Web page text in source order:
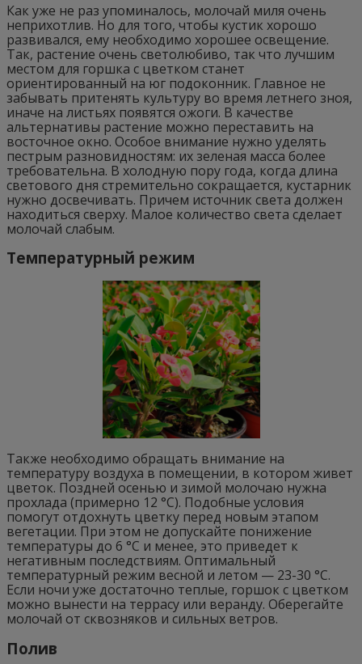
Как уже не раз упоминалось, молочай миля очень
неприхотлив. Но для того, чтобы кустик хорошо
развивался, ему необходимо хорошее освещение.
Так, растение очень светолюбиво, так что лучшим
местом для горшка с цветком станет
ориентированный на юг подоконник. Главное не
забывать притенять культуру во время летнего зноя,
иначе на листьях появятся ожоги. В качестве
альтернативы растение можно переставить на
восточное окно. Особое внимание нужно уделять
пестрым разновидностям: их зеленая масса более
требовательна. В холодную пору года, когда длина
светового дня стремительно сокращается, кустарник
нужно досвечивать. Причем источник света должен
находиться сверху. Малое количество света сделает
молочай слабым.
Температурный режим
Также необходимо обращать внимание на
температуру воздуха в помещении, в котором живет
цветок. Поздней осенью и зимой молочаю нужна
прохлада (примерно 12 °C). Подобные условия
помогут отдохнуть цветку перед новым этапом
вегетации. При этом не допускайте понижение
температуры до 6 °C и менее, это приведет к
негативным последствиям. Оптимальный
температурный режим весной и летом — 23-30 °C.
Если ночи уже достаточно теплые, горшок с цветком
можно вынести на террасу или веранду. Оберегайте
молочай от сквозняков и сильных ветров.
Полив